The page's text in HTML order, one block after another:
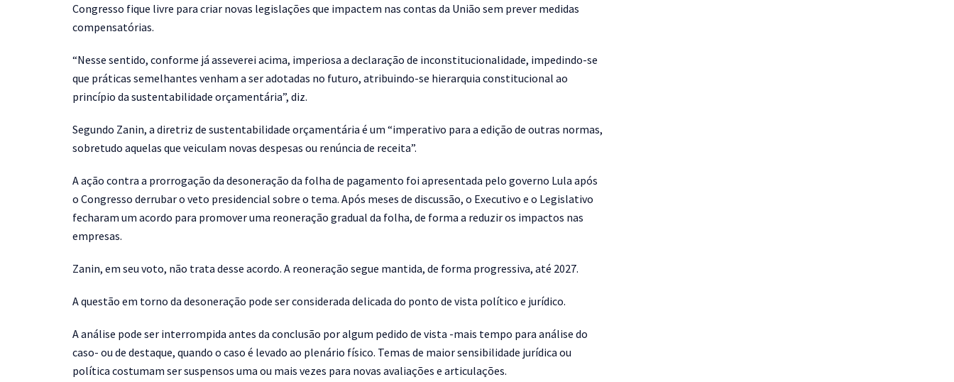
Congresso fique livre para criar novas legislações que impactem nas contas da União sem prever medidas
compensatórias.
“Nesse sentido, conforme já asseverei acima, imperiosa a declaração de inconstitucionalidade, impedindo-se
que práticas semelhantes venham a ser adotadas no futuro, atribuindo-se hierarquia constitucional ao
princípio da sustentabilidade orçamentária”, diz.
Segundo Zanin, a diretriz de sustentabilidade orçamentária é um “imperativo para a edição de outras normas,
sobretudo aquelas que veiculam novas despesas ou renúncia de receita”.
A ação contra a prorrogação da desoneração da folha de pagamento foi apresentada pelo governo Lula após
o Congresso derrubar o veto presidencial sobre o tema. Após meses de discussão, o Executivo e o Legislativo
fecharam um acordo para promover uma reoneração gradual da folha, de forma a reduzir os impactos nas
empresas.
Zanin, em seu voto, não trata desse acordo. A reoneração segue mantida, de forma progressiva, até 2027.
A questão em torno da desoneração pode ser considerada delicada do ponto de vista político e jurídico.
A análise pode ser interrompida antes da conclusão por algum pedido de vista -mais tempo para análise do
caso- ou de destaque, quando o caso é levado ao plenário físico. Temas de maior sensibilidade jurídica ou
política costumam ser suspensos uma ou mais vezes para novas avaliações e articulações.